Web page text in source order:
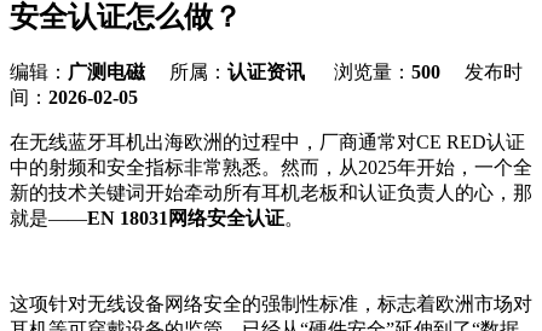
安全认证怎么做？
编辑： 广测电磁所属： 认证资讯 浏览量： 500 发布时
间： 2026-02-05
在无线蓝牙耳机出海欧洲的过程中，厂商通常对CE RED认证
中的射频和安全指标非常熟悉。然而，从2025年开始，一个全
新的技术关键词开始牵动所有耳机老板和认证负责人的心，那
就是——EN 18031网络安全认证。
这项针对无线设备网络安全的强制性标准，标志着欧洲市场对